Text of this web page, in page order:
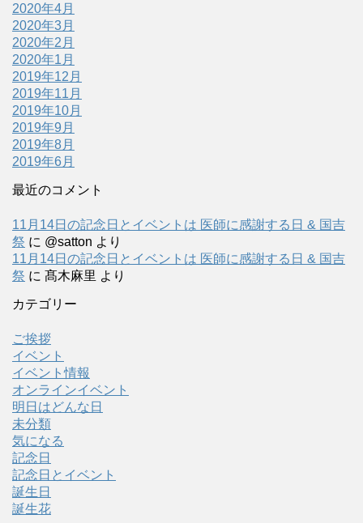
2020年4月
2020年3月
2020年2月
2020年1月
2019年12月
2019年11月
2019年10月
2019年9月
2019年8月
2019年6月
最近のコメント
11月14日の記念日とイベントは 医師に感謝する日 & 国吉
祭 に @satton より
11月14日の記念日とイベントは 医師に感謝する日 & 国吉
祭 に 髙木麻里 より
カテゴリー
ご挨拶
イベント
イベント情報
オンラインイベント
明日はどんな日
未分類
気になる
記念日
記念日とイベント
誕生日
誕生花